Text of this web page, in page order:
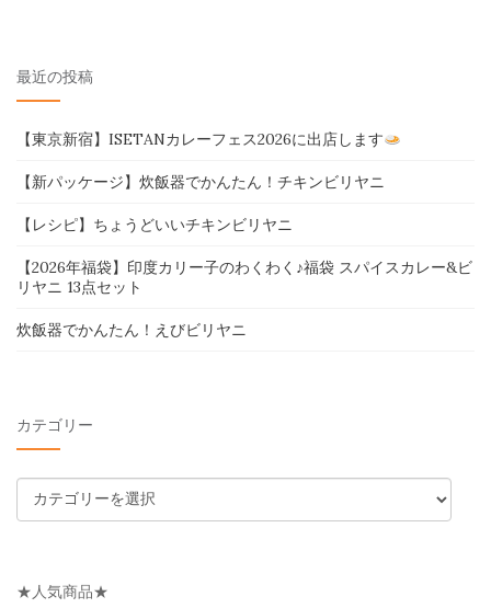
最近の投稿
【東京新宿】ISETANカレーフェス2026に出店します
【新パッケージ】炊飯器でかんたん！チキンビリヤニ
【レシピ】ちょうどいいチキンビリヤニ
【2026年福袋】印度カリー子のわくわく♪福袋 スパイスカレー&ビ
リヤニ 13点セット
炊飯器でかんたん！えびビリヤニ
カテゴリー
テ
リ
★人気商品★